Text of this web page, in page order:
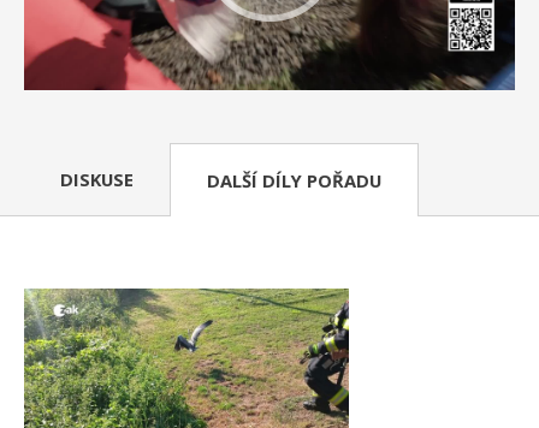
DISKUSE DALŠÍ DÍLY POŘADU